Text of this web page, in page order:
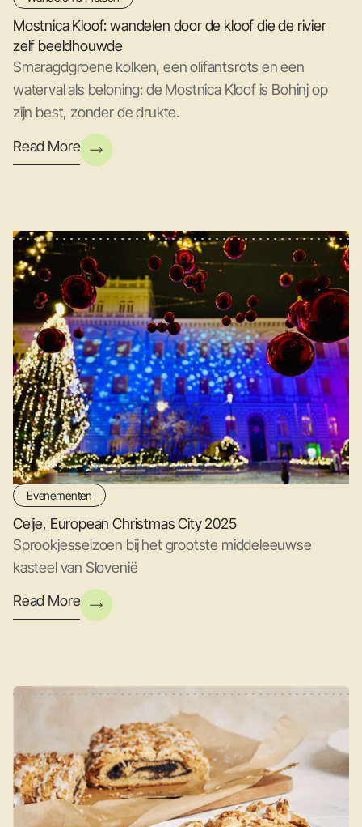
Mostnica Kloof: wandelen door de kloof die de rivier
zelf beeldhouwde
Smaragdgroene kolken, een olifantsrots en een
waterval als beloning: de Mostnica Kloof is Bohinj op
zijn best, zonder de drukte.
Read More
Evenementen
Celje, European Christmas City 2025
Sprookjesseizoen bij het grootste middeleeuwse
kasteel van Slovenië
Read More